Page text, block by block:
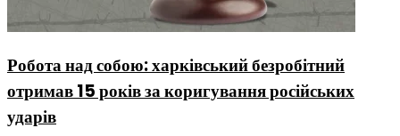
Робота над собою: харківський безробітний
отримав 15 років за коригування російських
ударів